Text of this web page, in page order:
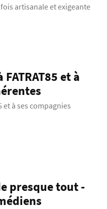
artisanale et exigeante
et à
et à ses compagnies
presque tout -